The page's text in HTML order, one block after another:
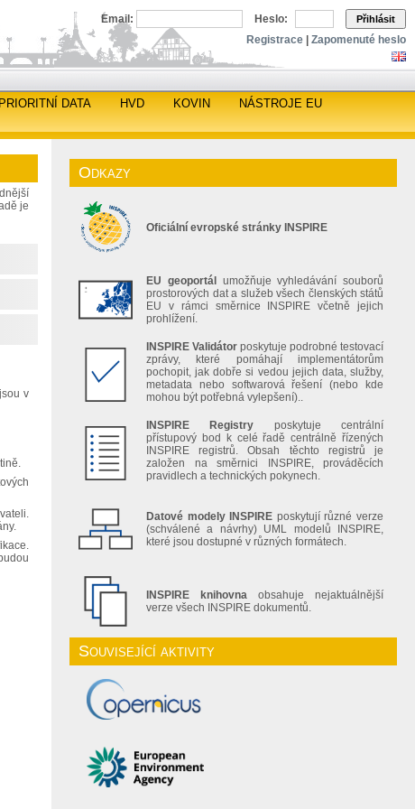
Email: Heslo: Přihlásit
Registrace Zapomenuté heslo
DATA HVD KOVIN
NÁSTROJE EU
je
v
Odkazy
Oficiální evropské stránky INSPIRE
EU geoportál
umožňuje vyhledávání souborů
prostorových dat a služeb všech členských států
EU v rámci směrnice INSPIRE včetně jejich
prohlížení.
INSPIRE Validátor poskytuje podrobné testovací
zprávy, které pomáhají implementátorům
pochopit, jak dobře si vedou jejich data, služby,
metadata nebo softwarová řešení (nebo kde
mohou být potřebná vylepšení)..
INSPIRE Registry poskytuje centrální
přístupový bod k celé řadě centrálně řízených
INSPIRE registrů. Obsah těchto registrů je
založen na směrnici INSPIRE, prováděcích
pravidlech a technických pokynech.
Datové modely INSPIRE poskytují různé verze
(schválené a návrhy) UML modelů INSPIRE,
které jsou dostupné v různých formátech.
INSPIRE knihovna obsahuje nejaktuálnější
verze všech INSPIRE dokumentů.
Související aktivity